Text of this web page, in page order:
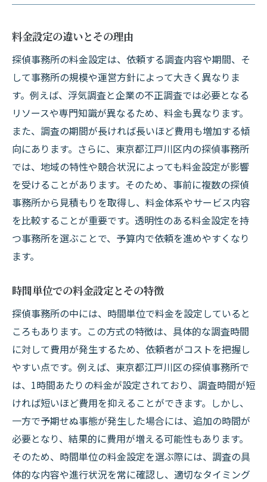
料金設定の違いとその理由
探偵事務所の料金設定は、依頼する調査内容や期間、そ
して事務所の規模や運営方針によって大きく異なりま
す。例えば、浮気調査と企業の不正調査では必要となる
リソースや専門知識が異なるため、料金も異なります。
また、調査の期間が長ければ長いほど費用も増加する傾
向にあります。さらに、東京都江戸川区内の探偵事務所
では、地域の特性や競合状況によっても料金設定が影響
を受けることがあります。そのため、事前に複数の探偵
事務所から見積もりを取得し、料金体系やサービス内容
を比較することが重要です。透明性のある料金設定を持
つ事務所を選ぶことで、予算内で依頼を進めやすくなり
ます。
時間単位での料金設定とその特徴
探偵事務所の中には、時間単位で料金を設定していると
ころもあります。この方式の特徴は、具体的な調査時間
に対して費用が発生するため、依頼者がコストを把握し
やすい点です。例えば、東京都江戸川区の探偵事務所で
は、1時間あたりの料金が設定されており、調査時間が短
ければ短いほど費用を抑えることができます。しかし、
一方で予期せぬ事態が発生した場合には、追加の時間が
必要となり、結果的に費用が増える可能性もあります。
そのため、時間単位の料金設定を選ぶ際には、調査の具
体的な内容や進行状況を常に確認し、適切なタイミング